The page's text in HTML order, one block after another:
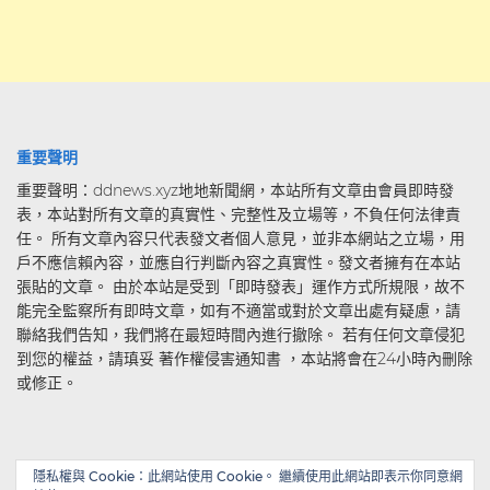
重要聲明
重要聲明：ddnews.xyz地地新聞網，本站所有文章由會員即時發
表，本站對所有文章的真實性、完整性及立場等，不負任何法律責
任。 所有文章內容只代表發文者個人意見，並非本網站之立場，用
戶不應信賴內容，並應自行判斷內容之真實性。發文者擁有在本站
張貼的文章。 由於本站是受到「即時發表」運作方式所規限，故不
能完全監察所有即時文章，如有不適當或對於文章出處有疑慮，請
聯絡我們告知，我們將在最短時間內進行撤除。 若有任何文章侵犯
到您的權益，請瑱妥 著作權侵害通知書 ，本站將會在24小時內刪除
或修正。
隱私權與 Cookie：此網站使用 Cookie。 繼續使用此網站即表示你同意網